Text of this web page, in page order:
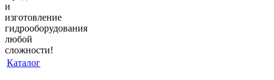
и
изготовление
гидрооборудования
любой
сложности!
Каталог